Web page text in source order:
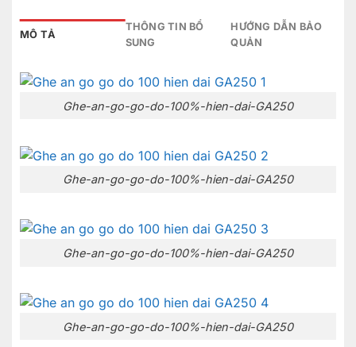
MÔ TẢ
THÔNG TIN BỔ
SUNG
HƯỚNG DẪN BẢO
QUẢN
Ghe-an-go-go-do-100%-hien-dai-GA250
Ghe-an-go-go-do-100%-hien-dai-GA250
Ghe-an-go-go-do-100%-hien-dai-GA250
Ghe-an-go-go-do-100%-hien-dai-GA250